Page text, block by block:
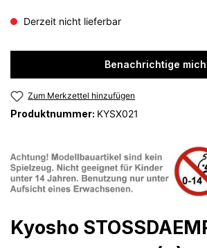
Derzeit nicht lieferbar
Benachrichtige mich
Zum Merkzettel hinzufügen
Produktnummer: KYSX021
Kyosho